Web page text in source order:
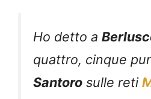
Ho detto a
quattro, cinque
Santoro sulle reti